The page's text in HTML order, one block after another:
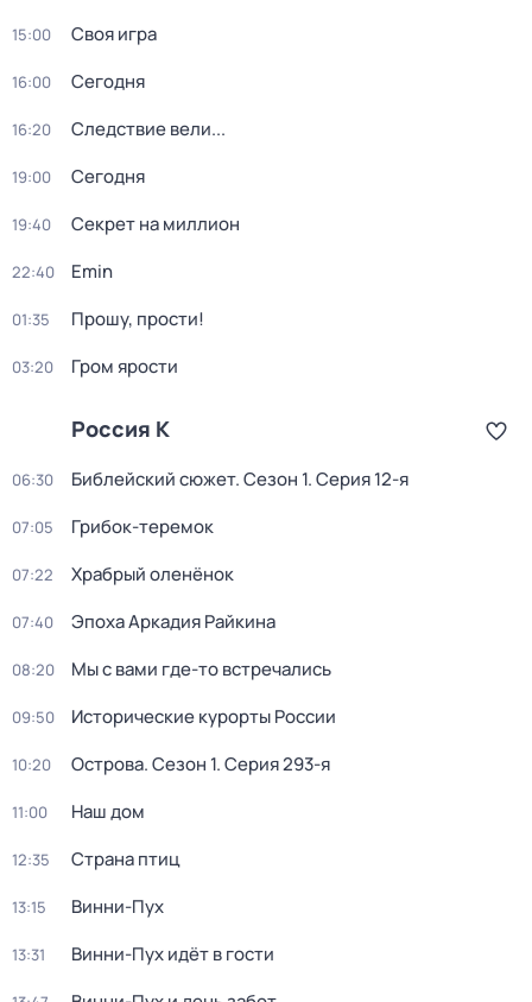
15:00 Своя игра
16:00 Сегодня
16:20 Следствие вели...
19:00 Сегодня
19:40 Секрет на миллион
22:40 Emin
01:35 Прошу, прости!
03:20 Гром ярости
Россия К
06:30 Библейский сюжет. Сезон 1. Серия 12-я
07:05 Грибок-теремок
07:22 Храбрый оленёнок
07:40 Эпоха Аркадия Райкина
08:20 Мы с вами где-то встречались
09:50 Исторические курорты России
10:20 Острова. Сезон 1. Серия 293-я
11:00 Наш дом
12:35 Страна птиц
13:15 Винни-Пух
13:31 Винни-Пух идёт в гости